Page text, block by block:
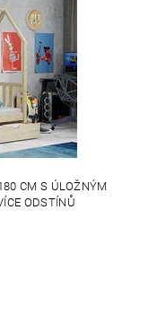
CM S ÚLOŽNÝM
ODSTÍNŮ